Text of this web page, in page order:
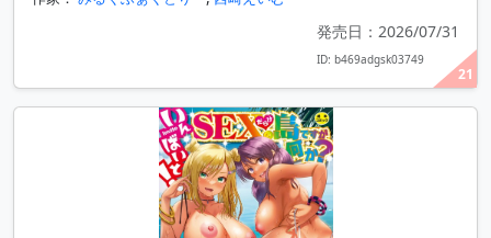
21
発売日：2026/07/31
ID: b469adgsk03749